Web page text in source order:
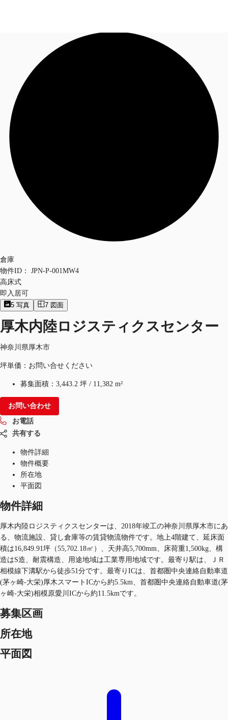
オフィス・事務所
倉庫・物流センター
お電話
倉庫
物件ID：
JPN-P-001MW4
高床式
即入居可
5 写真 7 図面
厚木内陸ロジスティクスセンター
神奈川県厚木市
坪単価：お問い合せください
募集面積： 3,443.2 坪 / 11,382 m²
お問い合わせ
お電話
共有する
物件詳細
物件概要
所在地
平面図
物件詳細
厚木内陸ロジスティクスセンターは、2018年竣工の神奈川県厚木市にあ
る、物流施設、貸し倉庫等の賃貸物流物件です。地上4階建て、延床面
積は16,849.91坪（55,702.18㎡）、天井高5,700mm、床荷重1,500kg、構
造はS造、耐震構造、用途地域は工業専用地域です。最寄り駅は、ＪＲ
相模線下溝駅から徒歩51分です。最寄りICは、首都圏中央連絡自動車道
(茅ヶ崎-大栄)厚木スマートICから約5.5km、首都圏中央連絡自動車道(茅
ヶ崎-大栄)相模原愛川ICから約11.5kmです。
募集区画
所在地
平面図